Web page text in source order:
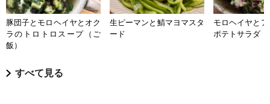
豚団子とモロヘイヤとオク
ラのトロトロスープ（ご
飯）
生ピーマンと鯖マヨマスタ
ード
モロヘイヤと
ポテトサラダ
すべて見る